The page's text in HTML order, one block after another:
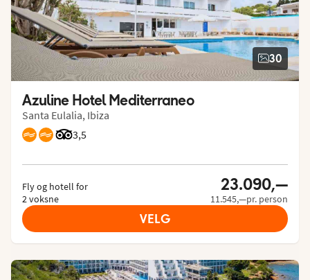
30
Azuline Hotel Mediterraneo
Santa Eulalia, Ibiza
3,5
Vurdering fra Tripadvisor: 3.5 of 5
Fly og hotell for
2 voksne
23.090,—
11.545,—pr. person
VELG